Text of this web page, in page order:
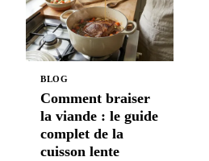
BLOG
Comment braiser
la viande : le guide
complet de la
cuisson lente